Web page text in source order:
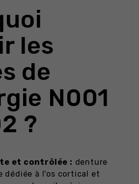
les
de
N001
?
et contrôlée : denture
dédiée à l'os cortical et